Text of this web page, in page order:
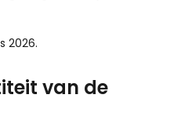
2026.
van de